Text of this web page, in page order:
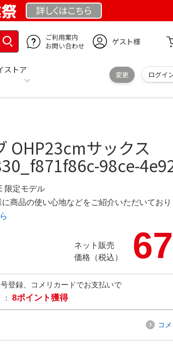
詳しくはこちら
ご利用案内
お問い合わせ
ゲスト様
ストア
変更 ログイ
OHP23cmサックス
98ce-
限定モデル
商品の使い心地などをご紹介いただいており
ネット販売
価格（税込）
登録、コメリカードでお支払いで
8ポイント獲得
コ